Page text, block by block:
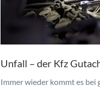
Unfall – der Kfz
Immer wieder kommt es bei